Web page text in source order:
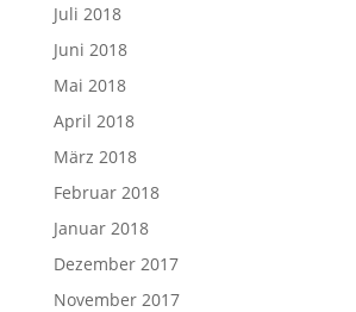
Juli 2018
Juni 2018
Mai 2018
April 2018
März 2018
Februar 2018
Januar 2018
Dezember 2017
November 2017